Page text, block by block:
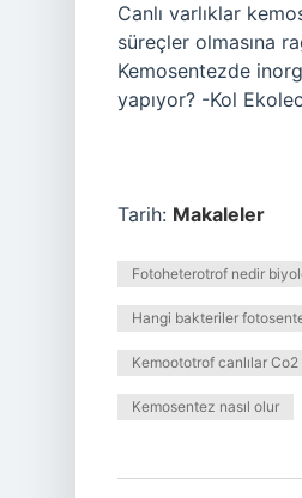
Canlı varlıklar
süreçler olmasına
Kemosentezde
yapıyor? -Kol
Tarih: Makaleler
Fotoheterotrof nedir
Hangi bakteriler
Kemoototrof canlılar
Kemosentez nasıl olur